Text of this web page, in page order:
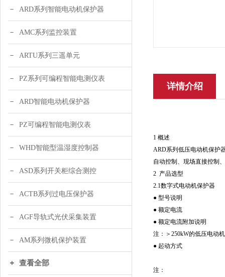
ARD系列智能电动机保护器
AMC系列监控装置
ARTU系列三遥单元
PZ系列可编程智能电测仪表
ARD智能电动机保护器
PZ可编程智能电测仪表
WHD智能型温湿度控制器
ASD系列开关柜综合测控
ACTB系列过电压保护器
AGF导轨式光伏采集装置
AM系列微机保护装置
查看全部
详情介绍
1 概述
ARD系列低压电动机保护
自动控制、现场直接控制
2 产品选型
2.1数字式电动机保护器
● 型号说明
● 额定电流
● 额定电流附加说明
注：＞250kW的低压电动
● 起动方式
注：